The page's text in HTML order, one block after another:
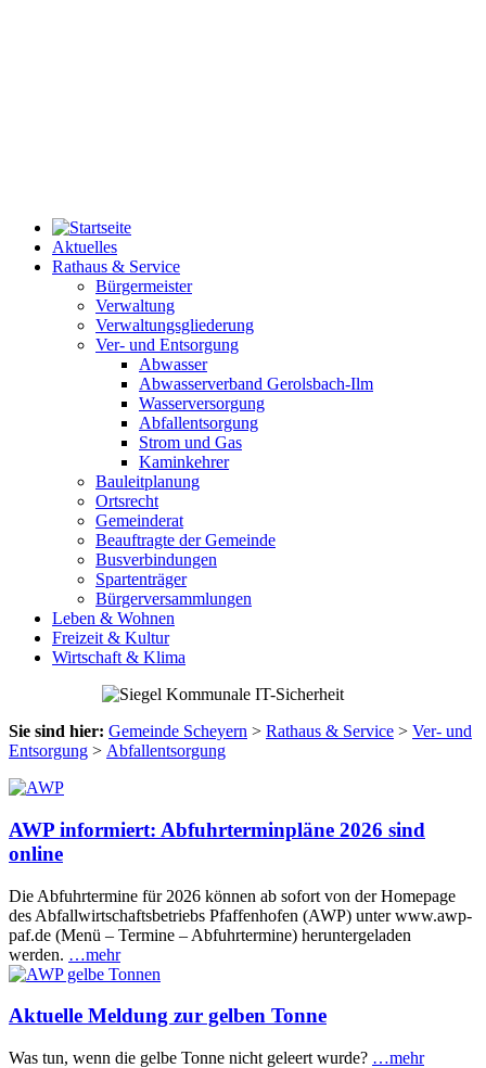
Aktuelles
Rathaus & Service
Bürgermeister
Verwaltung
Verwaltungsgliederung
Ver- und Entsorgung
Abwasser
Abwasserverband Gerolsbach-Ilm
Wasserversorgung
Abfallentsorgung
Strom und Gas
Kaminkehrer
Bauleitplanung
Ortsrecht
Gemeinderat
Beauftragte der Gemeinde
Busverbindungen
Spartenträger
Bürgerversammlungen
Leben & Wohnen
Freizeit & Kultur
Wirtschaft & Klima
Sie sind hier: Gemeinde Scheyern > Rathaus & Service > Ver- und
Entsorgung > Abfallentsorgung
AWP informiert: Abfuhrterminpläne 2026 sind
online
Die Abfuhrtermine für 2026 können ab sofort von der Homepage
des Abfallwirtschaftsbetriebs Pfaffenhofen (AWP) unter www.awp-
paf.de (Menü – Termine – Abfuhrtermine) heruntergeladen
werden. …mehr
Aktuelle Meldung zur gelben Tonne
Was tun, wenn die gelbe Tonne nicht geleert wurde? …mehr